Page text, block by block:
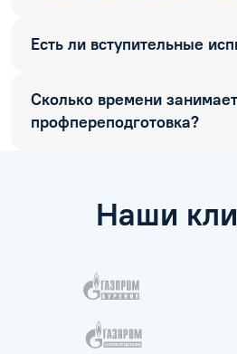
Есть ли вступительные
Сколько времени занимает
профпереподготовка?
Наши